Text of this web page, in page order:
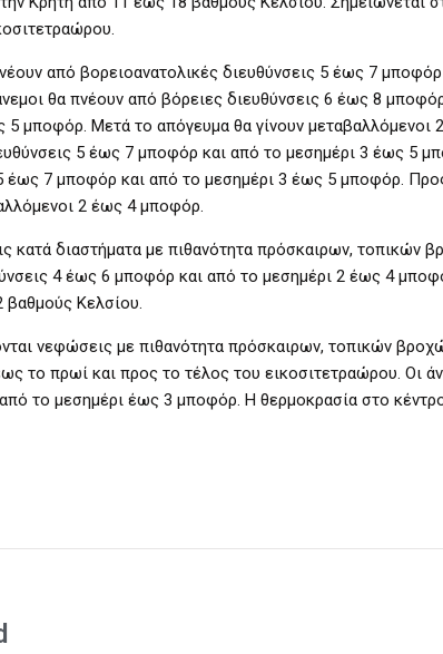
από βορειοανατολικές διευθύνσεις 5 έως 7
θα πνέουν από βόρειες διευθύνσεις 6 έως 8
5 μποφόρ. Μετά το απόγευμα θα γίνουν
5 έως 7 μποφόρ και από το μεσημέρι 3 έως 5
έως 7 μποφόρ και από το μεσημέρι 3 έως 5 μποφόρ.
2 έως 4 μποφόρ.
κατά διαστήματα με πιθανότητα πρόσκαιρων, τοπικών
4 έως 6 μποφόρ και από το μεσημέρι 2 έως 4
Κελσίου.
νεφώσεις με πιθανότητα πρόσκαιρων, τοπικών
το πρωί και προς το τέλος του εικοσιτετραώρου. Οι
το μεσημέρι έως 3 μποφόρ. Η θερμοκρασία στο